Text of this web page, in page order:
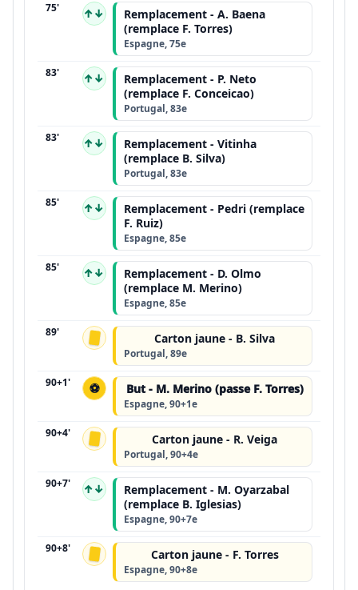
75' ↑↓
Remplacement - A. Baena
(remplace F. Torres)
Espagne, 75e
83' ↑↓
Remplacement - P. Neto
(remplace F. Conceicao)
Portugal, 83e
83' ↑↓
Remplacement - Vitinha
(remplace B. Silva)
Portugal, 83e
85' ↑↓
Remplacement - Pedri (remplace
F. Ruiz)
Espagne, 85e
85' ↑↓
Remplacement - D. Olmo
(remplace M. Merino)
Espagne, 85e
89' Carton jaune - B. Silva
Portugal, 89e
90+1' ⚽ But - M. Merino (passe F. Torres)
Espagne, 90+1e
90+4' Carton jaune - R. Veiga
Portugal, 90+4e
90+7' ↑↓
Remplacement - M. Oyarzabal
(remplace B. Iglesias)
Espagne, 90+7e
90+8' Carton jaune - F. Torres
Espagne, 90+8e